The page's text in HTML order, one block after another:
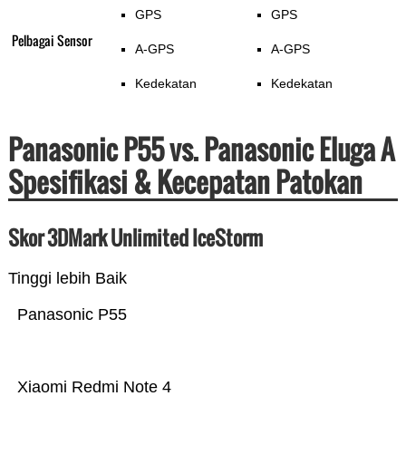
Pelbagai Sensor
GPS
A-GPS
Kedekatan
GPS
A-GPS
Kedekatan
Panasonic P55 vs. Panasonic Eluga A
Spesifikasi & Kecepatan Patokan
Skor 3DMark Unlimited IceStorm
Tinggi lebih Baik
Xiaomi Redmi Note 4
Panasonic P55